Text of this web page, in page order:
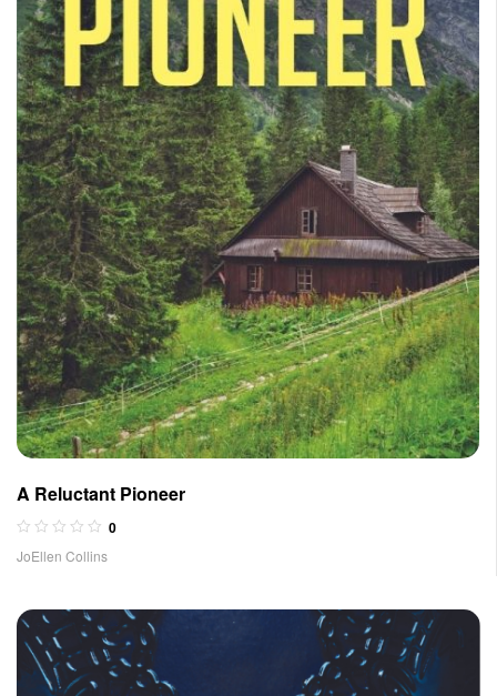
A Reluctant Pioneer
0
JoEllen Collins